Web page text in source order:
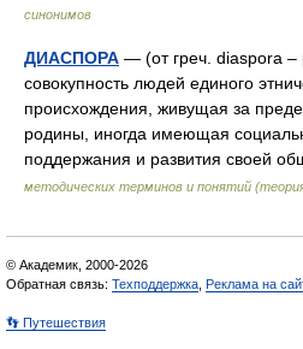
синонимов
ДИАСПОРА — (от греч. diaspora –
совокупность людей единого
происхождения, живущая за
родины, иногда имеющая
поддержания и развития своей
методических терминов и понятий
© Академик, 2000-2026
Обратная связь: Техподдержка Реклама на
👣 Путешествия